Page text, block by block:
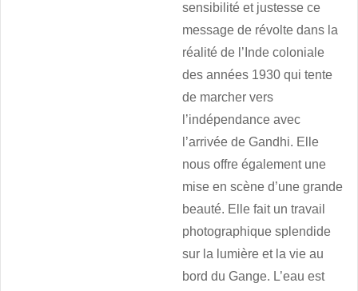
sensibilité et justesse ce
message de révolte dans la
réalité de l’Inde coloniale
des années 1930 qui tente
de marcher vers
l’indépendance avec
l’arrivée de Gandhi. Elle
nous offre également une
mise en scène d’une grande
beauté. Elle fait un travail
photographique splendide
sur la lumière et la vie au
bord du Gange. L’eau est